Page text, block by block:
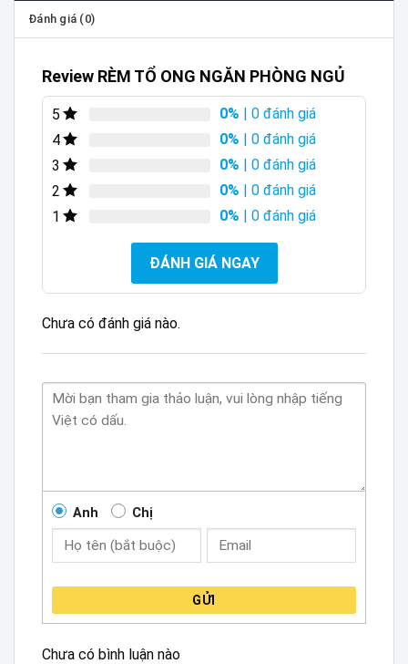
Đánh giá (0)
Review RÈM TỔ ONG NGĂN PHÒNG NGỦ
5 0% | 0 đánh giá
4
0% | 0 đánh giá
3
0% | 0 đánh giá
2
0% | 0 đánh giá
1
0% | 0 đánh giá
ĐÁNH GIÁ NGAY
Chưa có đánh giá nào.
Anh Chị
GỬI
Chưa có bình luận nào